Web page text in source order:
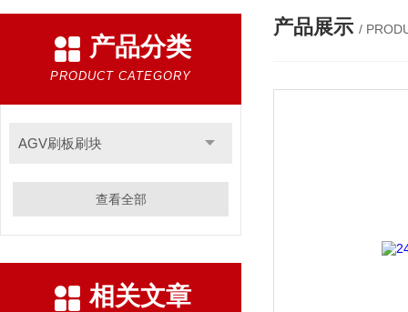
产品分类
PRODUCT CATEGORY
AGV刷板刷块
查看全部
相关文章
产品展示 /